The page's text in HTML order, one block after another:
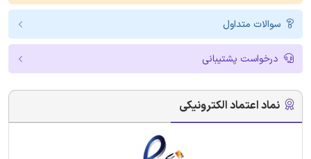
سوالات متداول
درخواست پشتیبانی
نماد اعتماد الکترونیکی